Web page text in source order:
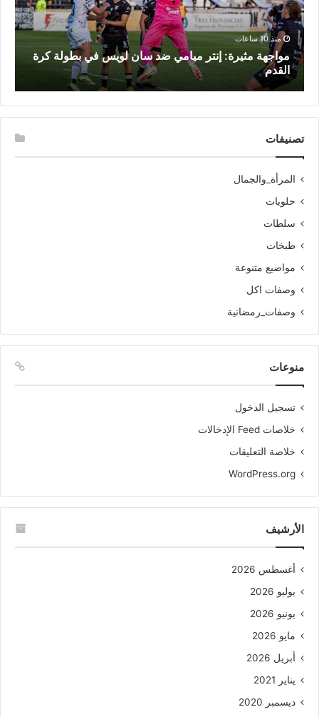
منذ 10 ساعات
مواجهة مثيرة: إنتر ميامي ضد سان لويس في بطولة كرة
القدم
تصنيفات
المرأة_والجمال
حلويات
سلطات
طبخات
مواضيع متنوعة
وصفات اكل
وصفات_رمضانية
منوعات
تسجيل الدخول
خلاصات Feed الإدخالات
خلاصة التعليقات
WordPress.org
الأرشيف
أغسطس 2026
يوليو 2026
يونيو 2026
مايو 2026
أبريل 2026
يناير 2021
ديسمبر 2020